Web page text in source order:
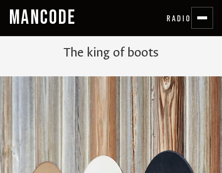
MANCODE RADIO
The king of boots